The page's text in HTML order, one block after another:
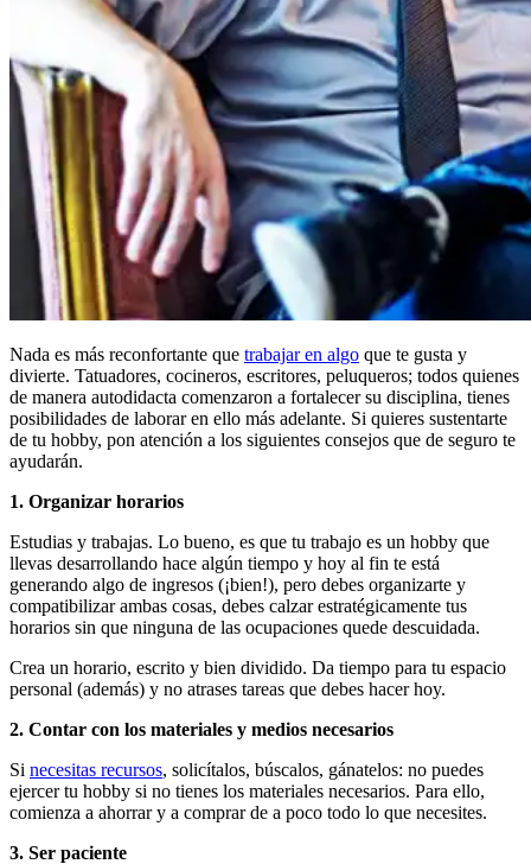
Nada es más reconfortante que trabajar en algo que te gusta y
divierte. Tatuadores, cocineros, escritores, peluqueros; todos quienes
de manera autodidacta comenzaron a fortalecer su disciplina, tienes
posibilidades de laborar en ello más adelante. Si quieres sustentarte
de tu hobby, pon atención a los siguientes consejos que de seguro te
ayudarán.
1. Organizar horarios
Estudias y trabajas. Lo bueno, es que tu trabajo es un hobby que
llevas desarrollando hace algún tiempo y hoy al fin te está
generando algo de ingresos (¡bien!), pero debes organizarte y
compatibilizar ambas cosas, debes calzar estratégicamente tus
horarios sin que ninguna de las ocupaciones quede descuidada.
Crea un horario, escrito y bien dividido. Da tiempo para tu espacio
personal (además) y no atrases tareas que debes hacer hoy.
2. Contar con los materiales y medios necesarios
Si necesitas recursos, solicítalos, búscalos, gánatelos: no puedes
ejercer tu hobby si no tienes los materiales necesarios. Para ello,
comienza a ahorrar y a comprar de a poco todo lo que necesites.
3. Ser paciente